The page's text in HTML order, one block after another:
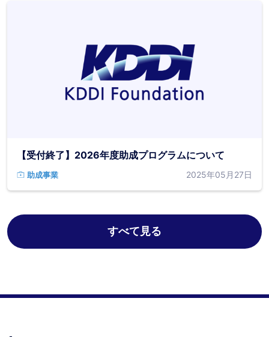
【受付終了】2026年度助成プログラムについて
助成事業 2025年05月27日
すべて見る